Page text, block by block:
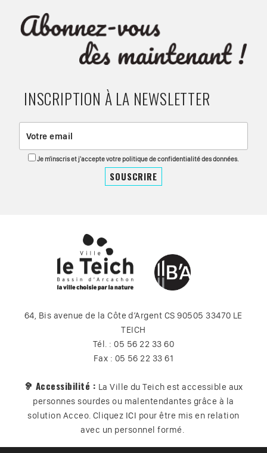
INSCRIPTION À LA NEWSLETTER
Je m'inscris et j'accepte votre politique de confidentialité des données.
64, Bis avenue de la Côte d’Argent CS 90505 33470 LE
TEICH
Tél. : 05 56 22 33 60
Fax : 05 56 22 33 61
🦻 Accessibilité : La Ville du Teich est accessible aux
personnes sourdes ou malentendantes grâce à la
solution Acceo. Cliquez ICI pour être mis en relation
avec un personnel formé.